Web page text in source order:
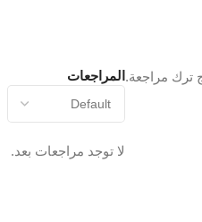
المراجعات
لا توجد مراجعات بعد.
ترك مراجعة.